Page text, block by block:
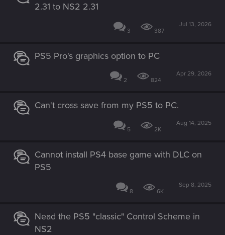
2.31 to NS2 2.31
3 387
Jul 13, 2026
PS5 Pro's graphics option to PC
2 824
Apr 29, 2026
Can't cross save from my PS5 to PC.
5 2K
Aug 14, 2025
Cannot install PS4 base game with DLC on
PS5
8 6K
Sep 8, 2025
Nead the PS5 "classic" Control Scheme in
NS2